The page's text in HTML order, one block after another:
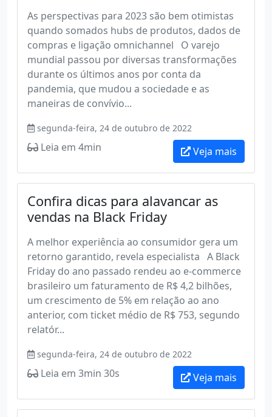
As perspectivas para 2023 são bem otimistas
quando somados hubs de produtos, dados de
compras e ligação omnichannel O varejo
mundial passou por diversas transformações
durante os últimos anos por conta da
pandemia, que mudou a sociedade e as
maneiras de convívio...
segunda-feira, 24 de outubro de 2022
Leia em 4min Veja mais
Confira dicas para alavancar as
vendas na Black Friday
A melhor experiência ao consumidor gera um
retorno garantido, revela especialista A Black
Friday do ano passado rendeu ao e-commerce
brasileiro um faturamento de R$ 4,2 bilhões,
um crescimento de 5% em relação ao ano
anterior, com ticket médio de R$ 753, segundo
relatór...
segunda-feira, 24 de outubro de 2022
Leia em 3min 30s Veja mais